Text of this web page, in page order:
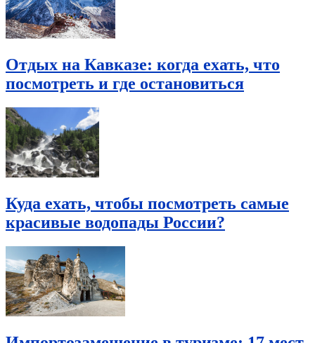
Отдых на Кавказе: когда ехать, что
посмотреть и где остановиться
Куда ехать, чтобы посмотреть самые
красивые водопады России?